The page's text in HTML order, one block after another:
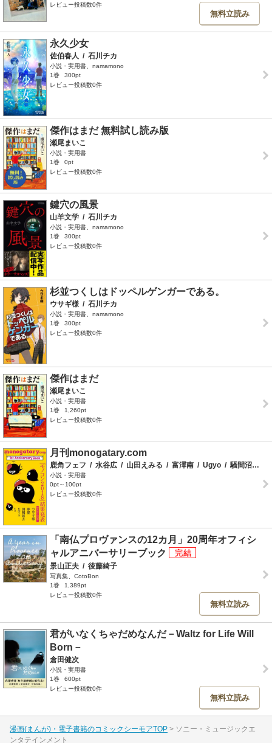
レビュー投稿数0件
無料立読み
永久少女
佐伯春人 / 石川チカ
小説・実用書、namamono
1巻
300pt
レビュー投稿数0件
傑作はまだ 無料試し読み版
瀬尾まいこ
小説・実用書
1巻
0pt
レビュー投稿数0件
鍵穴の風景
山羊文学 / 石川チカ
小説・実用書、namamono
1巻
300pt
レビュー投稿数0件
杉並つくしはドッペルゲンガーである。
ウサギ様 / 石川チカ
小説・実用書、namamono
1巻
300pt
レビュー投稿数0件
傑作はまだ
瀬尾まいこ
小説・実用書
1巻
1,260pt
レビュー投稿数0件
月刊monogatary.com
鹿角フェフ / 水谷広 / 山田えみる / 富澤南 / Ugyo / 騒間沼 /
小説・実用書
0pt～100pt
レビュー投稿数0件
「南仏プロヴァンスの12カ月」20周年オフィシ
ャルアニバーサリーブック
景山正夫 / 後藤綺子
写真集、CotoBon
1巻
1,389pt
レビュー投稿数0件
無料立読み
君がいなくちゃだめなんだ－Waltz for Life Will
Born－
倉田健次
小説・実用書
1巻
600pt
レビュー投稿数0件
無料立読み
漫画(まんが)・電子書籍のコミックシーモアTOP
ソニー・ミュージックエ
ンタテインメント